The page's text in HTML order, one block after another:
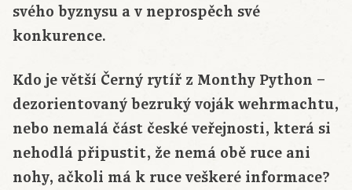
svého byznysu a v neprospěch své
konkurence.
Kdo je větší Černý rytíř z Monthy Python –
dezorientovaný bezruký voják wehrmachtu,
nebo nemalá část české veřejnosti, která si
nehodlá připustit, že nemá obě ruce ani
nohy, ačkoli má k ruce veškeré informace?